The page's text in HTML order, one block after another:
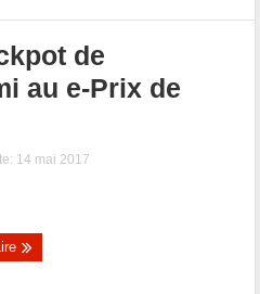
de
au e-Prix de
14 mai 2017